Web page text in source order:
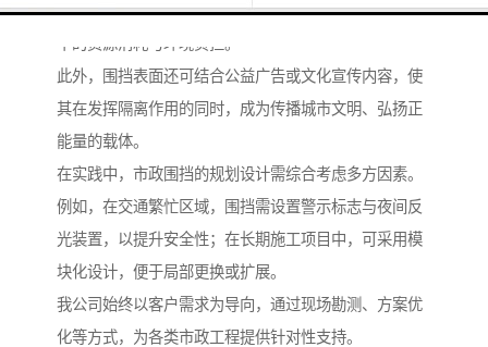
提下，优先选用可回收或可降解的材质，减少施工过程
中的资源消耗与环境负担。
此外，围挡表面还可结合公益广告或文化宣传内容，使
其在发挥隔离作用的同时，成为传播城市文明、弘扬正
能量的载体。
在实践中，市政围挡的规划设计需综合考虑多方因素。
例如，在交通繁忙区域，围挡需设置警示标志与夜间反
光装置，以提升安全性；在长期施工项目中，可采用模
块化设计，便于局部更换或扩展。
我公司始终以客户需求为导向，通过现场勘测、方案优
化等方式，为各类市政工程提供针对性支持。